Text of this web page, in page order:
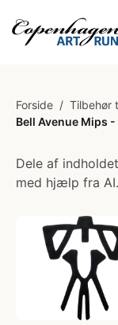
Forside / Tilbehør
Bell Avenue Mips
Dele af
med hjælp fra AI.